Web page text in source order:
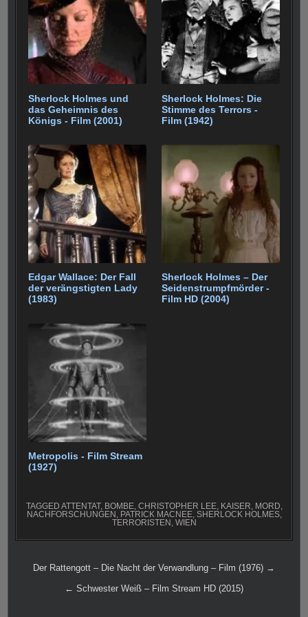
Sherlock Holmes und
das Geheimnis des
Königs - Film (2001)
Sherlock Holmes: Die
Stimme des Terrors -
Film (1942)
Edgar Wallace: Der Fall
der verängstigten Lady
(1983)
Sherlock Holmes – Der
Seidenstrumpfmörder -
Film HD (2004)
Metropolis - Film Stream
(1927)
TAGGED ATTENTAT, BOMBE, CHRISTOPHER LEE, KAISER MORD
NACHFORSCHUNGEN PATRICK MACNEE, SHERLOCK HOLMES,
TERRORISTEN WIEN
Beitragsnavigation
Der Rattengott – Die Nacht der Verwandlung – Film (1976) →
← Schwester Weiß – Film Stream HD (2015)